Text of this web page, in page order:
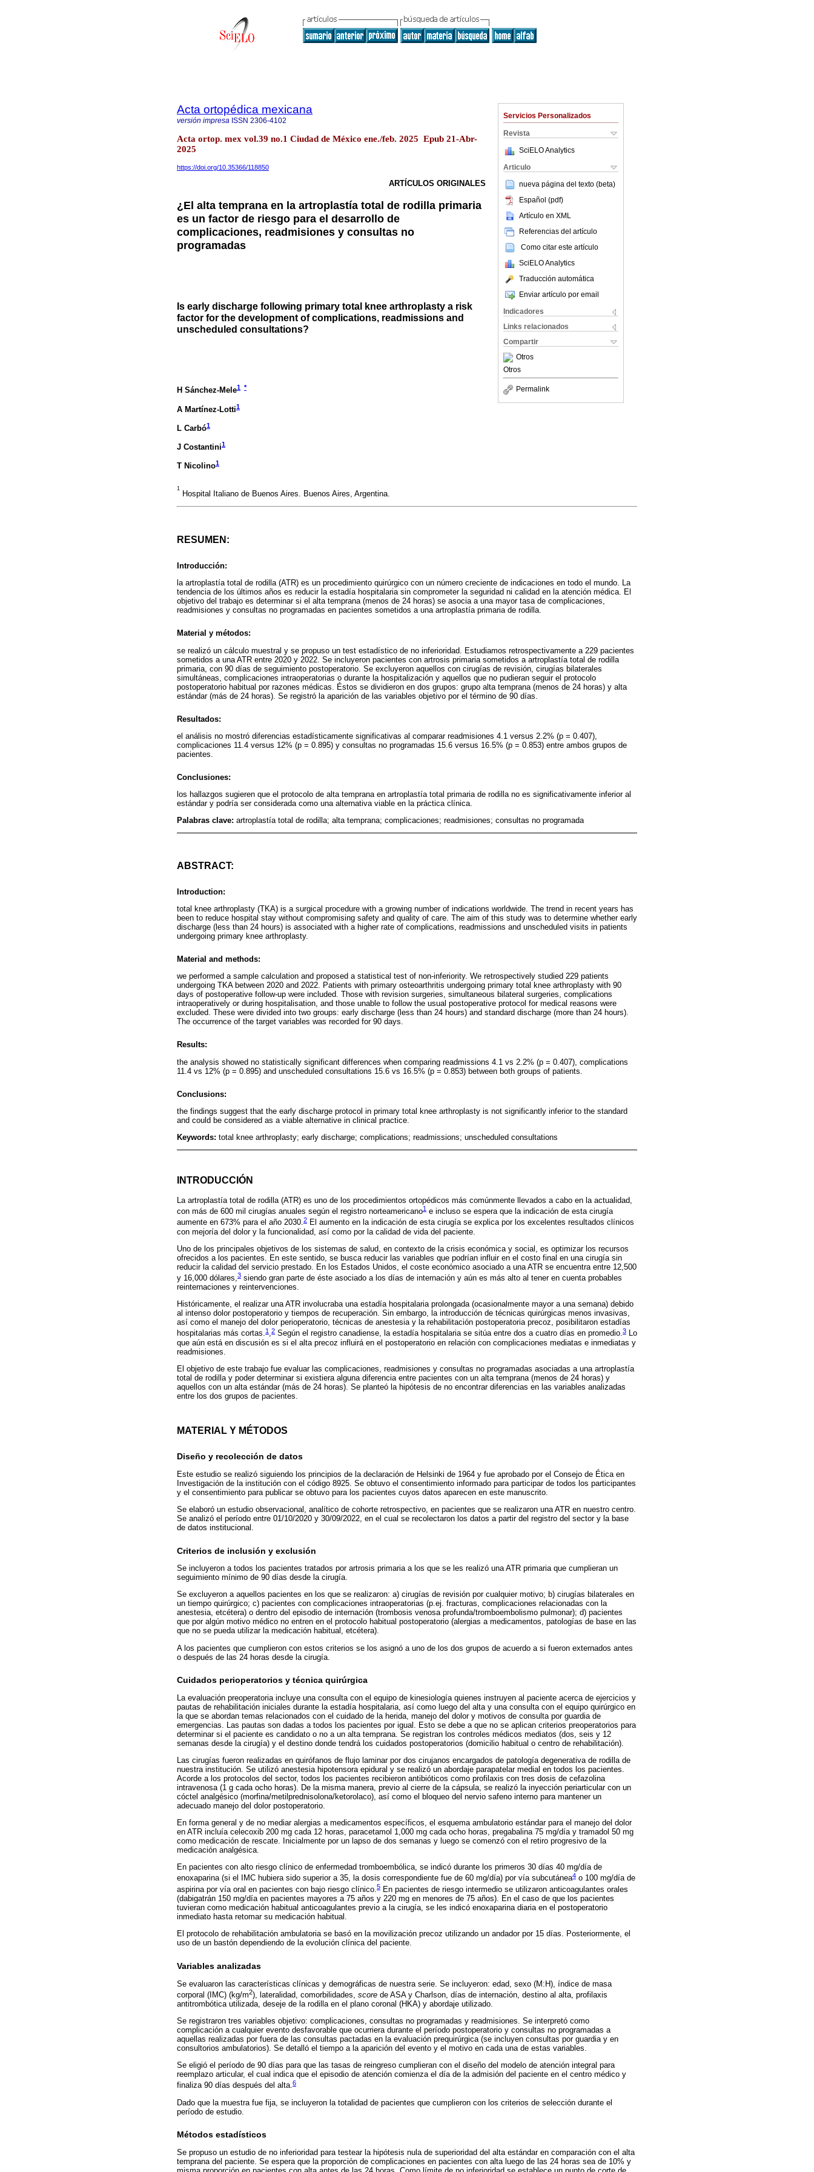
Servicios Personalizados
Revista
SciELO Analytics
Articulo
nueva página del texto (beta)
Español (pdf)
Artículo en XML
Referencias del artículo
Como citar este artículo
SciELO Analytics
Traducción automática
Enviar artículo por email
Indicadores
Links relacionados
Compartir
Otros
Otros
Permalink
Acta ortopédica mexicana
versión impresa ISSN 2306-4102
Acta ortop. mex vol.39 no.1 Ciudad de México ene./feb. 2025 Epub 21-Abr-
2025
https://doi.org/10.35366/118850
ARTÍCULOS ORIGINALES
¿El alta temprana en la artroplastía total de rodilla primaria
es un factor de riesgo para el desarrollo de
complicaciones, readmisiones y consultas no
programadas
Is early discharge following primary total knee arthroplasty a risk
factor for the development of complications, readmissions and
unscheduled consultations?
H Sánchez-Mele1 *
A Martínez-Lotti1
L Carbó1
J Costantini1
T Nicolino1
1
Hospital Italiano de Buenos Aires. Buenos Aires, Argentina.
RESUMEN:
Introducción:
la artroplastía total de rodilla (ATR) es un procedimiento quirúrgico con un número creciente de indicaciones en todo el mundo. La
tendencia de los últimos años es reducir la estadía hospitalaria sin comprometer la seguridad ni calidad en la atención médica. El
objetivo del trabajo es determinar si el alta temprana (menos de 24 horas) se asocia a una mayor tasa de complicaciones,
readmisiones y consultas no programadas en pacientes sometidos a una artroplastía primaria de rodilla.
Material y métodos:
se realizó un cálculo muestral y se propuso un test estadístico de no inferioridad. Estudiamos retrospectivamente a 229 pacientes
sometidos a una ATR entre 2020 y 2022. Se incluyeron pacientes con artrosis primaria sometidos a artroplastía total de rodilla
primaria, con 90 días de seguimiento postoperatorio. Se excluyeron aquellos con cirugías de revisión, cirugías bilaterales
simultáneas, complicaciones intraoperatorias o durante la hospitalización y aquellos que no pudieran seguir el protocolo
postoperatorio habitual por razones médicas. Éstos se dividieron en dos grupos: grupo alta temprana (menos de 24 horas) y alta
estándar (más de 24 horas). Se registró la aparición de las variables objetivo por el término de 90 días.
Resultados:
el análisis no mostró diferencias estadísticamente significativas al comparar readmisiones 4.1 versus 2.2% (p = 0.407),
complicaciones 11.4 versus 12% (p = 0.895) y consultas no programadas 15.6 versus 16.5% (p = 0.853) entre ambos grupos de
pacientes.
Conclusiones:
los hallazgos sugieren que el protocolo de alta temprana en artroplastía total primaria de rodilla no es significativamente inferior al
estándar y podría ser considerada como una alternativa viable en la práctica clínica.
Palabras clave: artroplastía total de rodilla; alta temprana; complicaciones; readmisiones; consultas no programada
ABSTRACT:
Introduction:
total knee arthroplasty (TKA) is a surgical procedure with a growing number of indications worldwide. The trend in recent years has
been to reduce hospital stay without compromising safety and quality of care. The aim of this study was to determine whether early
discharge (less than 24 hours) is associated with a higher rate of complications, readmissions and unscheduled visits in patients
undergoing primary knee arthroplasty.
Material and methods:
we performed a sample calculation and proposed a statistical test of non-inferiority. We retrospectively studied 229 patients
undergoing TKA between 2020 and 2022. Patients with primary osteoarthritis undergoing primary total knee arthroplasty with 90
days of postoperative follow-up were included. Those with revision surgeries, simultaneous bilateral surgeries, complications
intraoperatively or during hospitalisation, and those unable to follow the usual postoperative protocol for medical reasons were
excluded. These were divided into two groups: early discharge (less than 24 hours) and standard discharge (more than 24 hours).
The occurrence of the target variables was recorded for 90 days.
Results:
the analysis showed no statistically significant differences when comparing readmissions 4.1 vs 2.2% (p = 0.407), complications
11.4 vs 12% (p = 0.895) and unscheduled consultations 15.6 vs 16.5% (p = 0.853) between both groups of patients.
Conclusions:
the findings suggest that the early discharge protocol in primary total knee arthroplasty is not significantly inferior to the standard
and could be considered as a viable alternative in clinical practice.
Keywords: total knee arthroplasty; early discharge; complications; readmissions; unscheduled consultations
INTRODUCCIÓN
La artroplastía total de rodilla (ATR) es uno de los procedimientos ortopédicos más comúnmente llevados a cabo en la actualidad,
con más de 600 mil cirugías anuales según el registro norteamericano1 e incluso se espera que la indicación de esta cirugía
aumente en 673% para el año 2030.2 El aumento en la indicación de esta cirugía se explica por los excelentes resultados clínicos
con mejoría del dolor y la funcionalidad, así como por la calidad de vida del paciente.
Uno de los principales objetivos de los sistemas de salud, en contexto de la crisis económica y social, es optimizar los recursos
ofrecidos a los pacientes. En este sentido, se busca reducir las variables que podrían influir en el costo final en una cirugía sin
reducir la calidad del servicio prestado. En los Estados Unidos, el coste económico asociado a una ATR se encuentra entre 12,500
y 16,000 dólares,3 siendo gran parte de éste asociado a los días de internación y aún es más alto al tener en cuenta probables
reinternaciones y reintervenciones.
Históricamente, el realizar una ATR involucraba una estadía hospitalaria prolongada (ocasionalmente mayor a una semana) debido
al intenso dolor postoperatorio y tiempos de recuperación. Sin embargo, la introducción de técnicas quirúrgicas menos invasivas,
así como el manejo del dolor perioperatorio, técnicas de anestesia y la rehabilitación postoperatoria precoz, posibilitaron estadías
hospitalarias más cortas.1 ,2 Según el registro canadiense, la estadía hospitalaria se sitúa entre dos a cuatro días en promedio.3 Lo
que aún está en discusión es si el alta precoz influirá en el postoperatorio en relación con complicaciones mediatas e inmediatas y
readmisiones.
El objetivo de este trabajo fue evaluar las complicaciones, readmisiones y consultas no programadas asociadas a una artroplastía
total de rodilla y poder determinar si existiera alguna diferencia entre pacientes con un alta temprana (menos de 24 horas) y
aquellos con un alta estándar (más de 24 horas). Se planteó la hipótesis de no encontrar diferencias en las variables analizadas
entre los dos grupos de pacientes.
MATERIAL Y MÉTODOS
Diseño y recolección de datos
Este estudio se realizó siguiendo los principios de la declaración de Helsinki de 1964 y fue aprobado por el Consejo de Ética en
Investigación de la institución con el código 8925. Se obtuvo el consentimiento informado para participar de todos los participantes
y el consentimiento para publicar se obtuvo para los pacientes cuyos datos aparecen en este manuscrito.
Se elaboró un estudio observacional, analítico de cohorte retrospectivo, en pacientes que se realizaron una ATR en nuestro centro.
Se analizó el período entre 01/10/2020 y 30/09/2022, en el cual se recolectaron los datos a partir del registro del sector y la base
de datos institucional.
Criterios de inclusión y exclusión
Se incluyeron a todos los pacientes tratados por artrosis primaria a los que se les realizó una ATR primaria que cumplieran un
seguimiento mínimo de 90 días desde la cirugía.
Se excluyeron a aquellos pacientes en los que se realizaron: a) cirugías de revisión por cualquier motivo; b) cirugías bilaterales en
un tiempo quirúrgico; c) pacientes con complicaciones intraoperatorias (p.ej. fracturas, complicaciones relacionadas con la
anestesia, etcétera) o dentro del episodio de internación (trombosis venosa profunda/tromboembolismo pulmonar); d) pacientes
que por algún motivo médico no entren en el protocolo habitual postoperatorio (alergias a medicamentos, patologías de base en las
que no se pueda utilizar la medicación habitual, etcétera).
A los pacientes que cumplieron con estos criterios se los asignó a uno de los dos grupos de acuerdo a si fueron externados antes
o después de las 24 horas desde la cirugía.
Cuidados perioperatorios y técnica quirúrgica
La evaluación preoperatoria incluye una consulta con el equipo de kinesiología quienes instruyen al paciente acerca de ejercicios y
pautas de rehabilitación iniciales durante la estadía hospitalaria, así como luego del alta y una consulta con el equipo quirúrgico en
la que se abordan temas relacionados con el cuidado de la herida, manejo del dolor y motivos de consulta por guardia de
emergencias. Las pautas son dadas a todos los pacientes por igual. Esto se debe a que no se aplican criterios preoperatorios para
determinar si el paciente es candidato o no a un alta temprana. Se registran los controles médicos mediatos (dos, seis y 12
semanas desde la cirugía) y el destino donde tendrá los cuidados postoperatorios (domicilio habitual o centro de rehabilitación).
Las cirugías fueron realizadas en quirófanos de flujo laminar por dos cirujanos encargados de patología degenerativa de rodilla de
nuestra institución. Se utilizó anestesia hipotensora epidural y se realizó un abordaje parapatelar medial en todos los pacientes.
Acorde a los protocolos del sector, todos los pacientes recibieron antibióticos como profilaxis con tres dosis de cefazolina
intravenosa (1 g cada ocho horas). De la misma manera, previo al cierre de la cápsula, se realizó la inyección periarticular con un
cóctel analgésico (morfina/metilprednisolona/ketorolaco), así como el bloqueo del nervio safeno interno para mantener un
adecuado manejo del dolor postoperatorio.
En forma general y de no mediar alergias a medicamentos específicos, el esquema ambulatorio estándar para el manejo del dolor
en ATR incluía celecoxib 200 mg cada 12 horas, paracetamol 1,000 mg cada ocho horas, pregabalina 75 mg/día y tramadol 50 mg
como medicación de rescate. Inicialmente por un lapso de dos semanas y luego se comenzó con el retiro progresivo de la
medicación analgésica.
En pacientes con alto riesgo clínico de enfermedad tromboembólica, se indicó durante los primeros 30 días 40 mg/día de
enoxaparina (si el IMC hubiera sido superior a 35, la dosis correspondiente fue de 60 mg/día) por vía subcutánea4 o 100 mg/día de
aspirina por vía oral en pacientes con bajo riesgo clínico.5 En pacientes de riesgo intermedio se utilizaron anticoagulantes orales
(dabigatrán 150 mg/día en pacientes mayores a 75 años y 220 mg en menores de 75 años). En el caso de que los pacientes
tuvieran como medicación habitual anticoagulantes previo a la cirugía, se les indicó enoxaparina diaria en el postoperatorio
inmediato hasta retomar su medicación habitual.
El protocolo de rehabilitación ambulatoria se basó en la movilización precoz utilizando un andador por 15 días. Posteriormente, el
uso de un bastón dependiendo de la evolución clínica del paciente.
Variables analizadas
Se evaluaron las características clínicas y demográficas de nuestra serie. Se incluyeron: edad, sexo (M:H), índice de masa
corporal (IMC) (kg/m2), lateralidad, comorbilidades, score de ASA y Charlson, días de internación, destino al alta, profilaxis
antitrombótica utilizada, deseje de la rodilla en el plano coronal (HKA) y abordaje utilizado.
Se registraron tres variables objetivo: complicaciones, consultas no programadas y readmisiones. Se interpretó como
complicación a cualquier evento desfavorable que ocurriera durante el período postoperatorio y consultas no programadas a
aquellas realizadas por fuera de las consultas pactadas en la evaluación prequirúrgica (se incluyen consultas por guardia y en
consultorios ambulatorios). Se detalló el tiempo a la aparición del evento y el motivo en cada una de estas variables.
Se eligió el período de 90 días para que las tasas de reingreso cumplieran con el diseño del modelo de atención integral para
reemplazo articular, el cual indica que el episodio de atención comienza el día de la admisión del paciente en el centro médico y
finaliza 90 días después del alta.6
Dado que la muestra fue fija, se incluyeron la totalidad de pacientes que cumplieron con los criterios de selección durante el
período de estudio.
Métodos estadísticos
Se propuso un estudio de no inferioridad para testear la hipótesis nula de superioridad del alta estándar en comparación con el alta
temprana del paciente. Se espera que la proporción de complicaciones en pacientes con alta luego de las 24 horas sea de 10% y